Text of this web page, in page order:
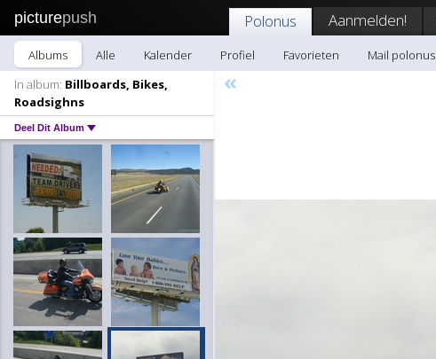
picturepush Polonus Aanmelden!
Albums Alle Kalender Profiel Favorieten
Mail polonus
In album: Billboards, Bikes,
Roadsighns
Deel Dit Album
«